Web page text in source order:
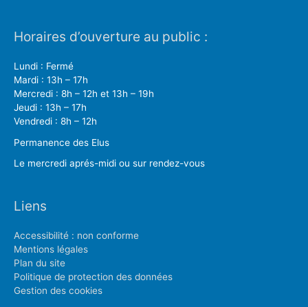
Horaires d’ouverture au public :
Lundi : Fermé
Mardi : 13h – 17h
Mercredi : 8h – 12h et 13h – 19h
Jeudi : 13h – 17h
Vendredi : 8h – 12h
Permanence des Elus
Le mercredi aprés-midi ou sur rendez-vous
Liens
Accessibilité : non conforme
Mentions légales
Plan du site
Politique de protection des données
Gestion des cookies